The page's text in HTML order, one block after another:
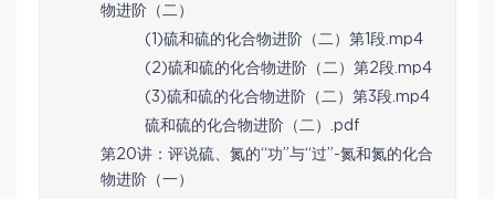
物进阶（二）
(1)硫和硫的化合物进阶（二）第1段.mp4
(2)硫和硫的化合物进阶（二）第2段.mp4
(3)硫和硫的化合物进阶（二）第3段.mp4
硫和硫的化合物进阶（二）.pdf
第20讲：评说硫、氮的“功”与“过”-氮和氮的化合
物进阶（一）